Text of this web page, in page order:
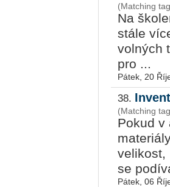
(Matching
Na
stále
volných
pro ...
Pátek, 20
38.
(Matching
Pokud v
velikost,
se
Pátek, 06